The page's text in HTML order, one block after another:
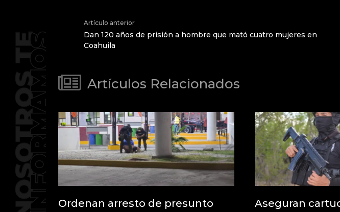
Artículo anterior
Dan 120 años de prisión a hombre que mató cuatro mujeres en
Coahuila
Artículos Relacionados
Ordenan arresto de presunto
Aseguran